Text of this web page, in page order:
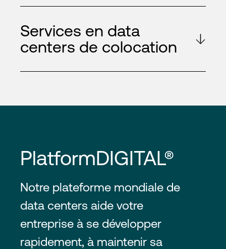
Services en data
centers de colocation
PlatformDIGITAL®
Notre plateforme mondiale de
data centers aide votre
entreprise à se développer
rapidement, à maintenir sa